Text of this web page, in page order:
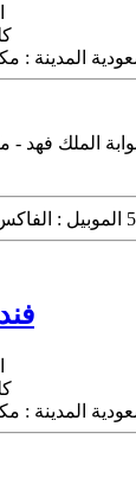
المدينة :
الملك فهد -
الموبيل :
المدينة :